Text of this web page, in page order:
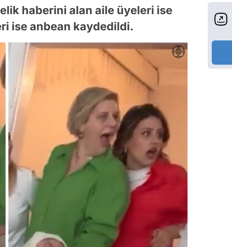
haberini alan aile üyeleri ise
ise anbean kaydedildi.